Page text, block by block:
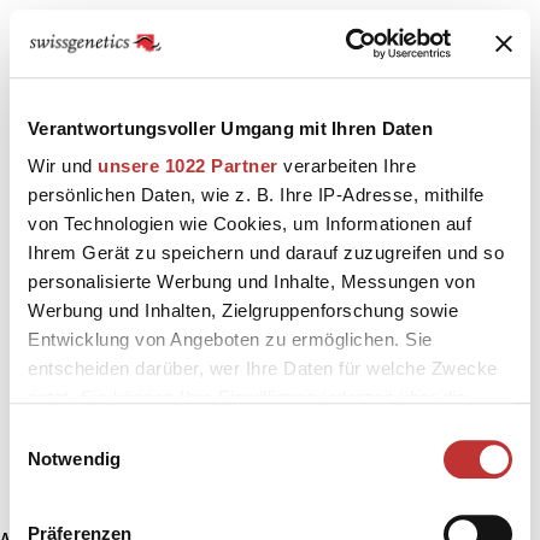
Verantwortungsvoller Umgang mit Ihren Daten
Wir und unsere 1022 Partner verarbeiten Ihre
persönlichen Daten, wie z. B. Ihre IP-Adresse, mithilfe
von Technologien wie Cookies, um Informationen auf
Ihrem Gerät zu speichern und darauf zuzugreifen und so
personalisierte Werbung und Inhalte, Messungen von
Werbung und Inhalten, Zielgruppenforschung sowie
Entwicklung von Angeboten zu ermöglichen. Sie
entscheiden darüber, wer Ihre Daten für welche Zwecke
Trigger Symbol ändern oder widerrufen
Notwendig
Präferenzen